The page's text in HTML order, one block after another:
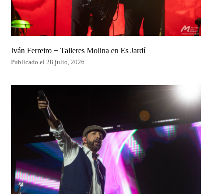
Iván Ferreiro + Talleres Molina en Es Jardí
Publicado el 28 julio, 2026